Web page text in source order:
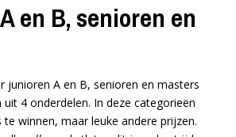
en B, senioren en
junioren A en B, senioren en masters
4 onderdelen. In deze categorieën
te winnen, maar leuke andere prijzen.